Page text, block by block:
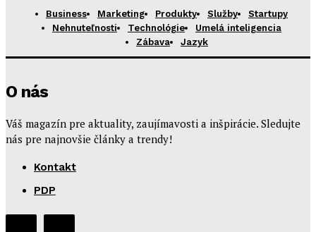
Business Marketing Produkty Služby
Startupy
Nehnuteľnosti
Technológie
Umelá inteligencia
Zábava
Jazyk
O nás
Váš magazín pre aktuality, zaujímavosti a inšpirácie. Sledujte
nás pre najnovšie články a trendy!
Kontakt
PDP